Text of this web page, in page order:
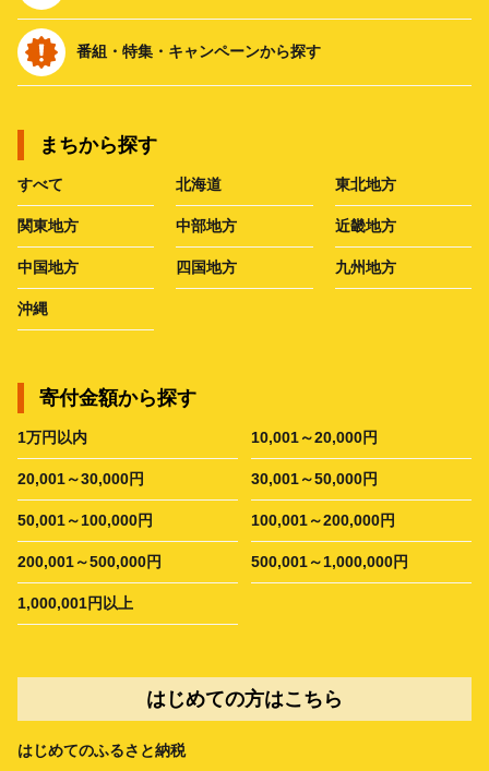
番組・特集・キャンペーンから探す
まちから探す
すべて 北海道 東北地方
関東地方 中部地方 近畿地方
中国地方 四国地方 九州地方
沖縄
寄付金額から探す
1万円以内 10,001～20,000円
20,001～30,000円 30,001～50,000円
50,001～100,000円 100,001～200,000円
200,001～500,000円 500,001～1,000,000円
1,000,001円以上
はじめての方はこちら
はじめてのふるさと納税